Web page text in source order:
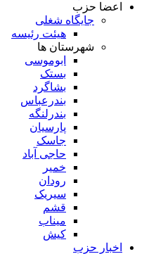
اعضا حزب
جایگاه شغلی
هیئت رئیسه
شهرستان ها
ابوموسی
بستک
بشاگرد
بندرعباس
بندرلنگه
پارسیان
جاسک
حاجی آباد
خمیر
رودان
سیریک
قشم
میناب
کیش
اخبار حزب